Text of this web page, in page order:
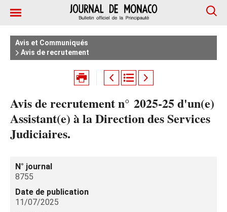
Avis et Communiqués
Avis de recrutement
Avis de recrutement n° 2025‑25 d'un(e)
Assistant(e) à la Direction des Services
Judiciaires.
N° journal
8755
Date de publication
11/07/2025